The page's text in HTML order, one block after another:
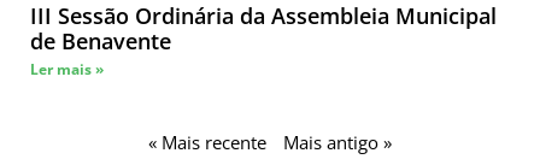
III Sessão Ordinária da Assembleia Municipal
de Benavente
Ler mais »
« Mais recente Mais antigo »